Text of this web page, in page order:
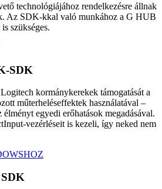
technológiájához rendelkezésre állnak
Az SDK-kkal való munkához a G HUB
szükséges.
SDK
kormánykerekek támogatását a
műterheléseffektek használatával –
élményt egyedi erőhatások megadásával.
vezérléseit is kezeli, így neked nem